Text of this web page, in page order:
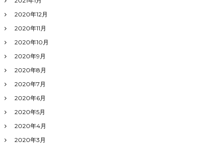
2020年12月
2020年11月
2020年10月
2020年9月
2020年8月
2020年7月
2020年6月
2020年5月
2020年4月
2020年3月